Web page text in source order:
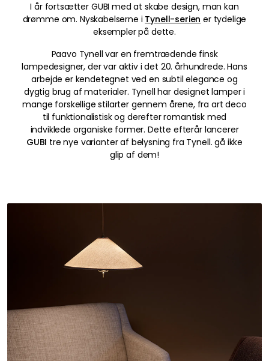
I år fortsætter GUBI med at skabe design, man kan
drømme om. Nyskabelserne i Tynell-serien er tydelige
eksempler på dette.
Paavo Tynell var en fremtrædende finsk
lampedesigner, der var aktiv i det 20. århundrede. Hans
arbejde er kendetegnet ved en subtil elegance og
dygtig brug af materialer. Tynell har designet lamper i
mange forskellige stilarter gennem årene, fra art deco
til funktionalistisk og derefter romantisk med
indviklede organiske former. Dette efterår lancerer
GUBI tre nye varianter af belysning fra Tynell. gå ikke
glip af dem!